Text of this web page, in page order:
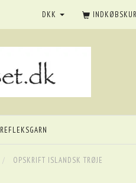
DKK
REFLEKSGARN
OPSKRIFT ISLANDSK TRØJE